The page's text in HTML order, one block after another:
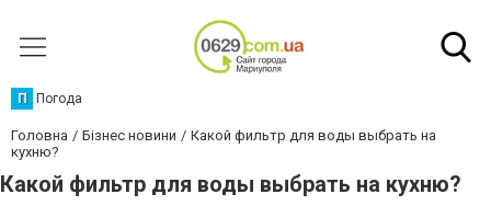
П Погода
Головна Бізнес новини
Какой фильтр для воды выбрать на
кухню?
Какой фильтр для воды выбрать на кухню?